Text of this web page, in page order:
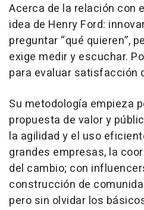
Acerca de la relación con
idea de Henry Ford:
preguntar “qué quieren”,
exige medir y escuchar.
para evaluar satisfacción
Su metodología empieza
propuesta de valor y
la agilidad y el uso
grandes empresas, la
del cambio; con
construcción de
pero sin olvidar los